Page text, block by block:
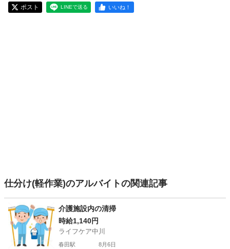
ポスト LINEで送る いいね！
仕分け(軽作業)のアルバイトの関連記事
介護施設内の清掃
時給1,140円
ライフケア中川
春田駅 8月6日